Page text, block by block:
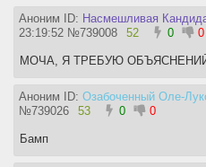
Аноним ID: Насмешливая
23:19:52 №739008 52 0 0
МОЧА, Я ТРЕБУЮ
Аноним ID: Озабоченный Оле-
№739026 53 0 0
Бамп